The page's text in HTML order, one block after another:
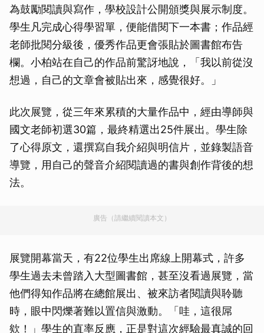
為鼓勵閱讀與寫作，學校設計公開頒獎與展示制度。
學生凡完成心得學習單，便能借閱下一本書；作品經
老師批閱分級後，優秀作品更會張貼於圖書館布告
欄。小柏站在自己的作品前驚訝地說，「我以前從沒
想過，自己的文章會被貼出來，感覺很好。」
此次展覽，從三年來累積的大量作品中，經由導師與
國文老師初選30篇，最終精選出25件展出。學生除
了心得原文，還撰寫自我介紹與明信片，並錄製語音
導覽，用自己的聲音介紹閱讀過的書與創作背後的想
法。
廣告（請繼續閱讀本文）
展覽開幕當天，有22位學生出席線上開幕式，許多
學生過去未曾踏入大型圖書館，甚至沒看過展覽，當
他們得知作品將在總館展出、被來訪者閱讀與聆聽
時，眼中閃爍著難以置信與激動。「哇，這很屌
欸！」學生的直率反應，正是對這次經驗最真誠的回